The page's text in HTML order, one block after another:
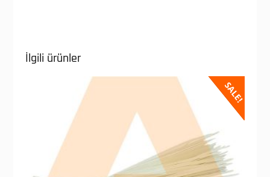
İlgili ürünler
SALE!